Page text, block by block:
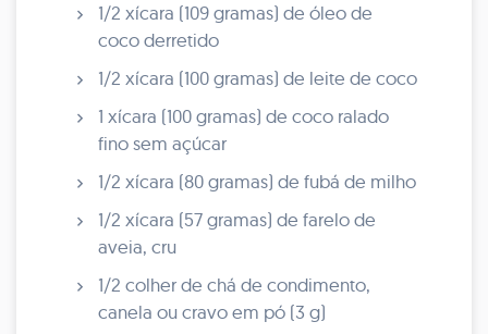
1/2 xícara (109 gramas) de óleo de
coco derretido
1/2 xícara (100 gramas) de leite de coco
1 xícara (100 gramas) de coco ralado
fino sem açúcar
1/2 xícara (80 gramas) de fubá de milho
1/2 xícara (57 gramas) de farelo de
aveia, cru
1/2 colher de chá de condimento,
canela ou cravo em pó (3 g)